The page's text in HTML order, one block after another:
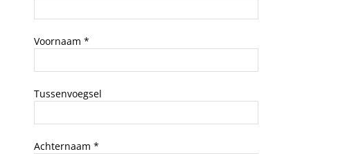
Voornaam *
Tussenvoegsel
Achternaam *